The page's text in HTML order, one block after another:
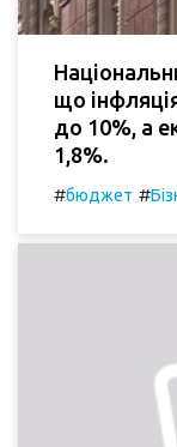
що
до 10%, а
1,8%.
#бюджет #